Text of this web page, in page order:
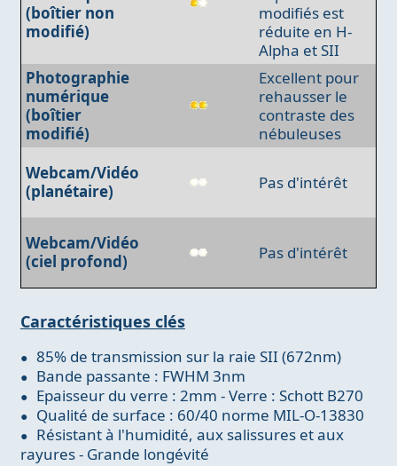
(boîtier non
modifié)
modifiés est
réduite en H-
Alpha et SII
Photographie
numérique
(boîtier
modifié)
Excellent pour
rehausser le
contraste des
nébuleuses
Webcam/Vidéo
(planétaire)
Pas d'intérêt
Webcam/Vidéo
(ciel profond)
Pas d'intérêt
Caractéristiques clés
85% de transmission sur la raie SII (672nm)
Bande passante : FWHM 3nm
Epaisseur du verre : 2mm - Verre : Schott B270
Qualité de surface : 60/40 norme MIL-O-13830
Résistant à l'humidité, aux salissures et aux
rayures - Grande longévité